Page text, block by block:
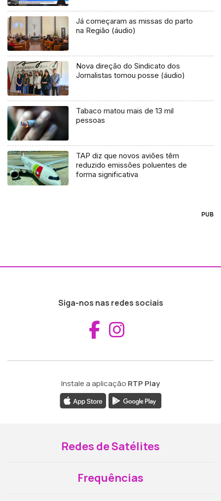
Já começaram as missas do parto
na Região (áudio)
Nova direção do Sindicato dos
Jornalistas tomou posse (áudio)
Tabaco matou mais de 13 mil
pessoas
TAP diz que novos aviões têm
reduzido emissões poluentes de
forma significativa
PUB
Siga-nos nas redes sociais
Aceder ao
Instale a aplicação RTP Play
Redes de Satélites
Frequências